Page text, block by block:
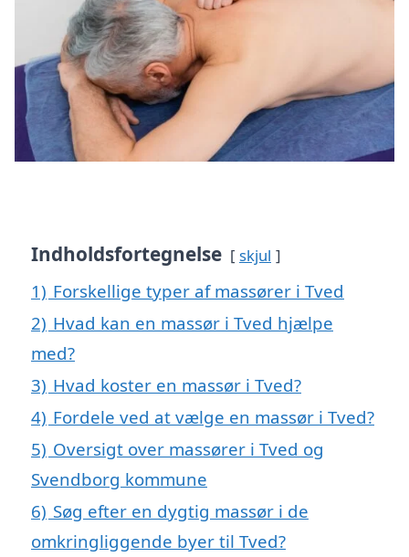
Indholdsfortegnelse skjul
1) Forskellige typer af massører i Tved
2) Hvad kan en massør i Tved hjælpe
med?
3) Hvad koster en massør i Tved?
4) Fordele ved at vælge en massør i Tved?
5) Oversigt over massører i Tved og
Svendborg kommune
6) Søg efter en dygtig massør i de
omkringliggende byer til Tved?